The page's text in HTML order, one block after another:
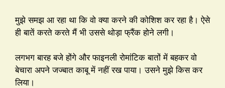
मुझे समझ आ रहा था कि वो क्या करने की कोशिश कर रहा है। ऐसे
ही बातें करते करते मैं भी उससे थोड़ा फ्रैंक होने लगी।
लगभग बारह बजे होंगे और फाइनली रोमांटिक बातों में बहकर वो
बेचारा अपने जज्बात काबू में नहीं रख पाया। उसने मुझे किस कर
लिया।